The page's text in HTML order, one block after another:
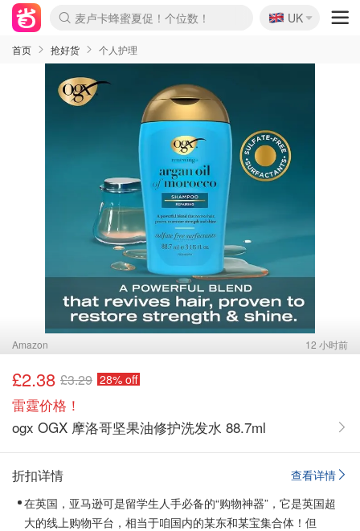
Prada/Miu 4.8折！
啥？必胜客披萨5折！
🇬🇧
UK
首页 抢好货 个人护理
Amazon 12 小时前
£2.38 £3.29 28% off
雷霆价格！
ogx OGX 摩洛哥坚果油修护洗发水 88.7ml
查看详情
折扣详情
在英国，亚马逊可是留学生人手必备的“购物神器”，它是英国超
大的线上购物平台，相当于咱国内的某东和某宝集合体！但